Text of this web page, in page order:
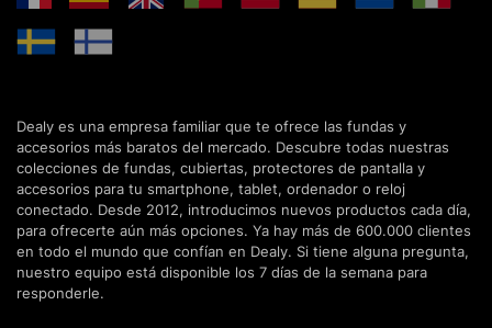
Dealy es una empresa familiar que te ofrece las fundas y
accesorios más baratos del mercado. Descubre todas nuestras
colecciones de fundas, cubiertas, protectores de pantalla y
accesorios para tu smartphone, tablet, ordenador o reloj
conectado. Desde 2012, introducimos nuevos productos cada día,
para ofrecerte aún más opciones. Ya hay más de 600.000 clientes
en todo el mundo que confían en Dealy. Si tiene alguna pregunta,
nuestro equipo está disponible los 7 días de la semana para
responderle.